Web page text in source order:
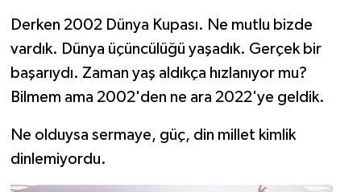
Derken 2002 Dünya Kupası. Ne mutlu bizde
vardık. Dünya üçüncülüğü yaşadık. Gerçek bir
başarıydı. Zaman yaş aldıkça hızlanıyor mu?
Bilmem ama 2002'den ne ara 2022'ye geldik.
Ne olduysa sermaye, güç, din millet kimlik
dinlemiyordu.